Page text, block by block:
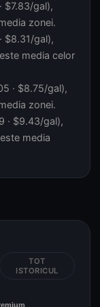
$7.83/gal),
zonei.
$8.31/gal),
media celor
· $8.75/gal),
zonei.
· $9.43/gal),
media
TOT
ISTORICUL